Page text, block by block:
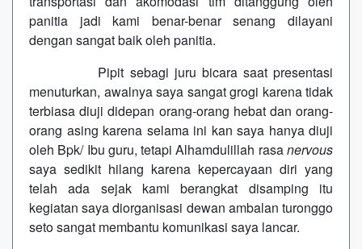
panitia jadi kami benar-benar senang dilayani
dengan sangat baik oleh panitia.
Pipit sebagi juru bicara saat presentasi
menuturkan, awalnya saya sangat grogi karena tidak
terbiasa diuji didepan orang-orang hebat dan orang-
orang asing karena selama ini kan saya hanya diuji
oleh Bpk/ Ibu guru, tetapi Alhamdulillah rasanervous
saya sedikit hilang karena kepercayaan diri yang
telah ada sejak kami berangkat disamping itu
kegiatan saya diorganisasi dewan ambalan turonggo
seto sangat membantu komunikasi saya lancar.